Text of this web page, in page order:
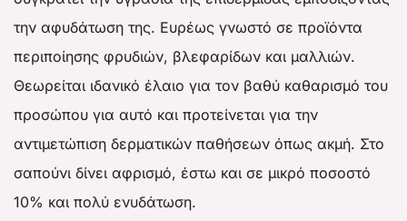
την αφυδάτωση της. Ευρέως γνωστό σε προϊόντα
περιποίησης φρυδιών, βλεφαρίδων και μαλλιών.
Θεωρείται ιδανικό έλαιο για τον βαθύ καθαρισμό του
προσώπου για αυτό και προτείνεται για την
αντιμετώπιση δερματικών παθήσεων όπως ακμή. Στο
σαπούνι δίνει αφρισμό, έστω και σε μικρό ποσοστό
10% και πολύ ενυδάτωση.